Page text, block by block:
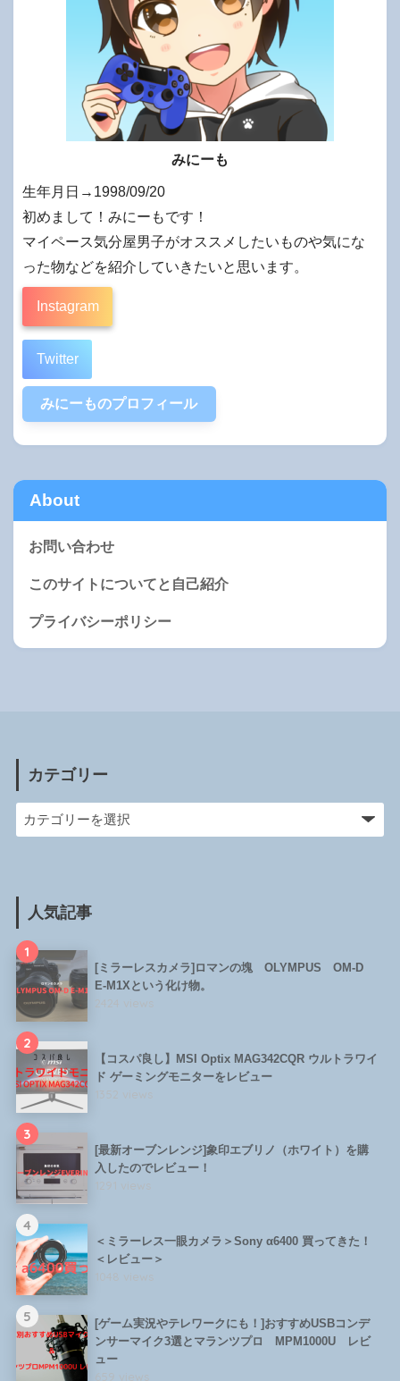
みにーも
生年月日→1998/09/20
初めまして！みにーもです！
マイペース気分屋男子がオススメしたいものや気にな
った物などを紹介していきたいと思います。
Instagram
Twitter
みにーものプロフィール
About
お問い合わせ
このサイトについてと自己紹介
プライバシーポリシー
カテゴリー
人気記事
1
[ミラーレスカメラ]ロマンの塊 OLYMPUS OM-D
E-M1Xという化け物。
2424 views
2
【コスパ良し】MSI Optix MAG342CQR ウルトラワイ
ド ゲーミングモニターをレビュー
1352 views
3
[最新オーブンレンジ]象印エブリノ（ホワイト）を購
入したのでレビュー！
1291 views
4
＜ミラーレス一眼カメラ＞Sony α6400 買ってきた！
＜レビュー＞
1048 views
5
[ゲーム実況やテレワークにも！]おすすめUSBコンデ
ンサーマイク3選とマランツプロ MPM1000U レビ
ュー
659 views